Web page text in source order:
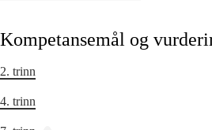
Kompetansemål og
2. trinn
4. trinn